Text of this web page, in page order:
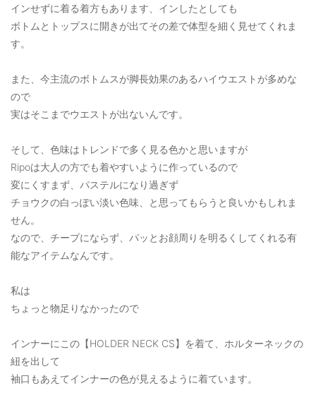
インせずに着る着方もあります、インしたとしても
ボトムとトップスに開きが出てその差で体型を細く見せてくれま
す。
また、今主流のボトムスが脚長効果のあるハイウエストが多めな
ので
実はそこまでウエストが出ないんです。
そして、色味はトレンドで多く見る色かと思いますが
Ripoは大人の方でも着やすいように作っているので
変にくすまず、パステルになり過ぎず
チョウクの白っぽい淡い色味、と思ってもらうと良いかもしれま
せん。
なので、チープにならず、パッとお顔周りを明るくしてくれる有
能なアイテムなんです。
私は
ちょっと物足りなかったので
インナーにこの【HOLDER NECK CS】を着て、ホルターネックの
紐を出して
袖口もあえてインナーの色が見えるように着ています。